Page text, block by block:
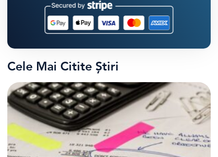
Cele Mai Citite Știri